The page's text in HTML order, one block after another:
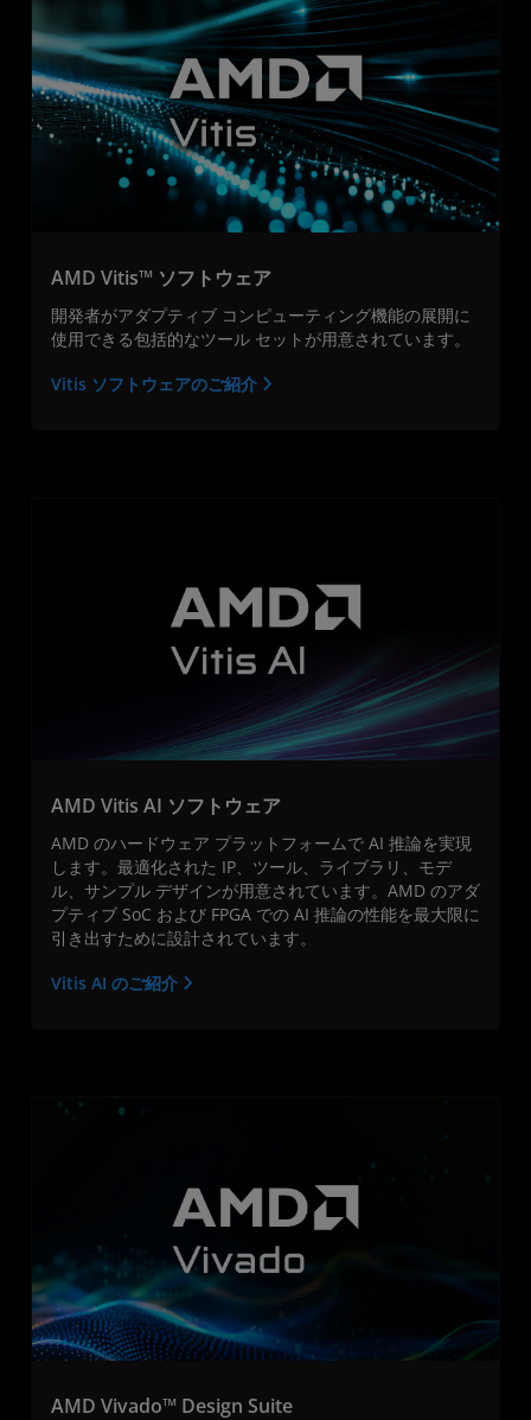
AMD Vitis™ ソフトウェア
開発者がアダプティブ コンピューティング機能の展開に
使用できる包括的なツール セットが用意されています。
Vitis ソフトウェアのご紹介
AMD Vitis AI ソフトウェア
AMD のハードウェア プラットフォームで AI 推論を実現
します。最適化された IP、ツール、ライブラリ、モデ
ル、サンプル デザインが用意されています。AMD のアダ
プティブ SoC および FPGA での AI 推論の性能を最大限に
引き出すために設計されています。
Vitis AI のご紹介
AMD Vivado™ Design Suite